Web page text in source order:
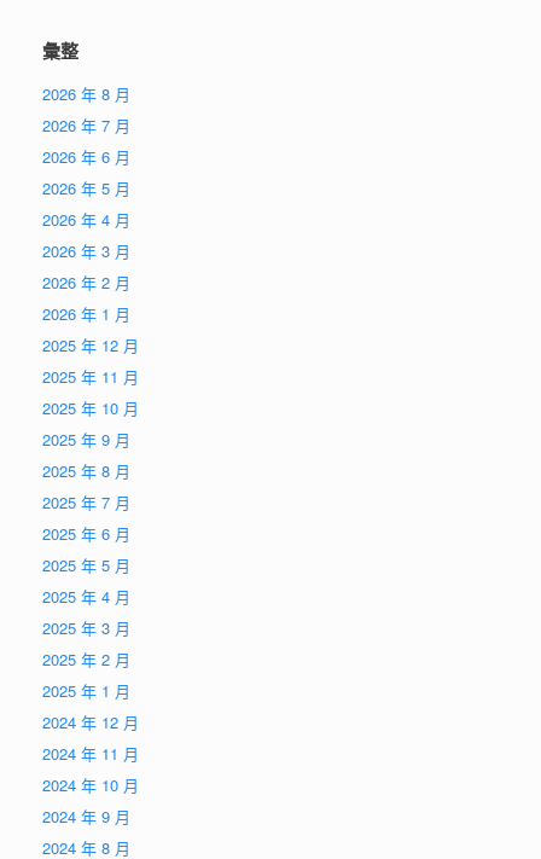
彙整
2026 年 8 月
2026 年 7 月
2026 年 6 月
2026 年 5 月
2026 年 4 月
2026 年 3 月
2026 年 2 月
2026 年 1 月
2025 年 12 月
2025 年 11 月
2025 年 10 月
2025 年 9 月
2025 年 8 月
2025 年 7 月
2025 年 6 月
2025 年 5 月
2025 年 4 月
2025 年 3 月
2025 年 2 月
2025 年 1 月
2024 年 12 月
2024 年 11 月
2024 年 10 月
2024 年 9 月
2024 年 8 月